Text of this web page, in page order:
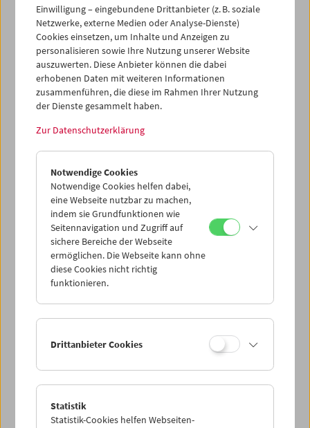
HOME MOVIE NOW?!
Masterclass Gustav Deutsch
Lange Nacht der Forschung 2018
Einwilligung – eingebundene Drittanbieter (z. B. soziale
Netzwerke, externe Medien oder Analyse-Dienste)
Cookies einsetzen, um Inhalte und Anzeigen zu
personalisieren sowie Ihre Nutzung unserer Website
auszuwerten. Diese Anbieter können die dabei
erhobenen Daten mit weiteren Informationen
zusammenführen, die diese im Rahmen Ihrer Nutzung
der Dienste gesammelt haben.
Zur Datenschutzerklärung
Notwendige Cookies
Notwendige Cookies helfen dabei,
eine Webseite nutzbar zu machen,
indem sie Grundfunktionen wie
Seitennavigation und Zugriff auf
sichere Bereiche der Webseite
ermöglichen. Die Webseite kann ohne
diese Cookies nicht richtig
funktionieren.
Drittanbieter Cookies
Statistik
Statistik-Cookies helfen Webseiten-